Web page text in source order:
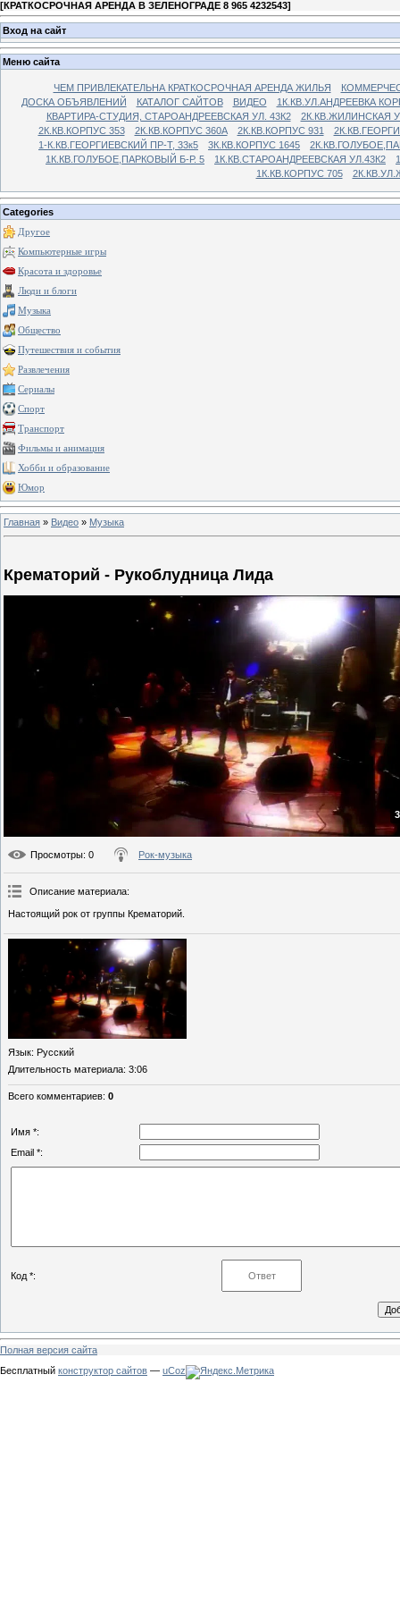
[КРАТКОСРОЧНАЯ АРЕНДА В ЗЕЛЕНОГРАДЕ 8 965 4232543]
Вход на сайт
Меню сайта
ЧЕМ ПРИВЛЕКАТЕЛЬНА КРАТКОСРОЧНАЯ АРЕНДА ЖИЛЬЯ
ДОСКА ОБЪЯВЛЕНИЙ
КАТАЛОГ САЙТОВ ВИДЕО
1К.КВ.УЛ.АНДРЕЕВКА
КВАРТИРА-СТУДИЯ, СТАРОАНДРЕЕВСКАЯ УЛ. 43К2
2К.КВ.ЖИЛИНСКАЯ
2К.КВ.КОРПУС 353
2К.КВ.КОРПУС 360А 2К.КВ.КОРПУС 931
1-К.КВ.ГЕОРГИЕВСКИЙ ПР-Т, 33к5
3К.КВ.КОРПУС 1645
1К.КВ.ГОЛУБОЕ,ПАРКОВЫЙ Б-Р. 5
1К.КВ.СТАРОАНДРЕЕВСКАЯ УЛ.43К2
1К.КВ.КОРПУС 705
Categories
Другое
Компьютерные игры
Красота и здоровье
Люди и блоги
Музыка
Общество
Путешествия и события
Развлечения
Сериалы
Спорт
Транспорт
Фильмы и анимация
Хобби и образование
Юмор
Главная » Видео » Музыка
Крематорий - Рукоблудница Лида
Просмотры: 0 Рок-музыка
Описание материала:
Настоящий рок от группы Крематорий.
Язык: Русский
Длительность материала: 3:06
Всего комментариев: 0
Имя *:
Email *:
Код *:
Полная версия сайта
Бесплатный конструктор сайтов — uCoz